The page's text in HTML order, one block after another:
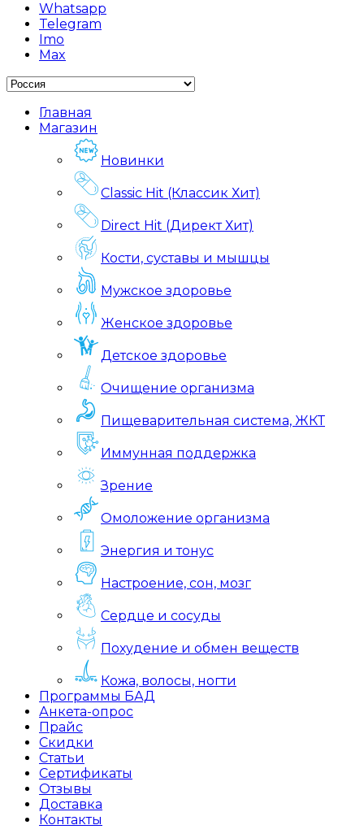
Whatsapp
Telegram
Imo
Max
Главная
Магазин
Новинки
Classic Hit (Классик Хит)
Direct Hit (Директ Хит)
Кости, суставы и мышцы
Мужское здоровье
Женское здоровье
Детское здоровье
Очищение организма
Пищеварительная система, ЖКТ
Иммунная поддержка
Зрение
Омоложение организма
Энергия и тонус
Настроение, сон, мозг
Сердце и сосуды
Похудение и обмен веществ
Кожа, волосы, ногти
Программы БАД
Анкета-опрос
Прайс
Скидки
Статьи
Сертификаты
Отзывы
Доставка
Контакты